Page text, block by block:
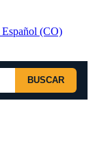
Español (CO)
BUSCAR